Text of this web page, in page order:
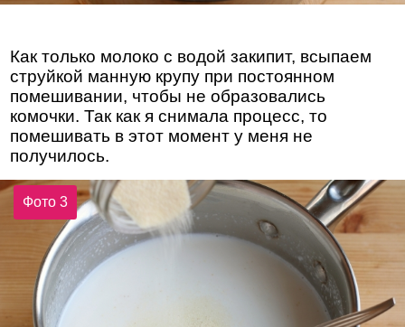
Как только молоко с водой закипит, всыпаем
струйкой манную крупу при постоянном
помешивании, чтобы не образовались
комочки. Так как я снимала процесс, то
помешивать в этот момент у меня не
получилось.
Фото 3